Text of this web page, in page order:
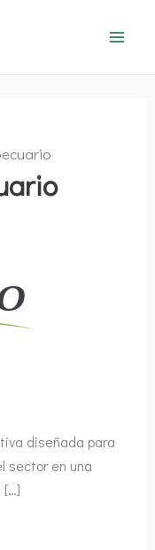
diseñada para
sector en una
[…]